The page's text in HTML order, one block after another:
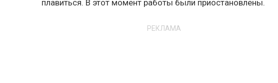
плавиться. В этот момент работы были приостановлены.
РЕКЛАМА